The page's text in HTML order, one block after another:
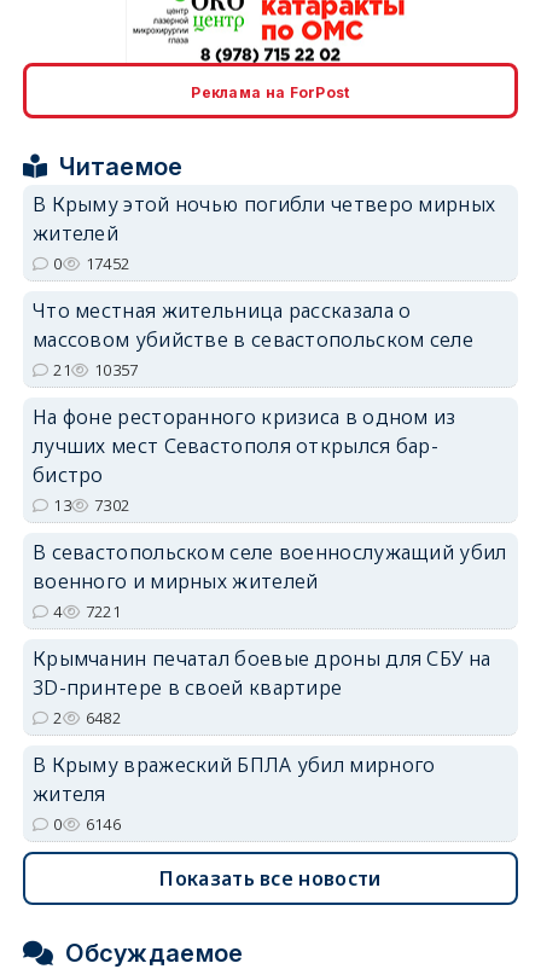
erid: 2SDnjdvhGXG
Реклама на ForPost
Читаемое
В Крыму этой ночью погибли четверо мирных
жителей
0 17452
Что местная жительница рассказала о
массовом убийстве в севастопольском селе
21 10357
На фоне ресторанного кризиса в одном из
лучших мест Севастополя открылся бар-
бистро
13 7302
В севастопольском селе военнослужащий убил
военного и мирных жителей
4 7221
Крымчанин печатал боевые дроны для СБУ на
3D-принтере в своей квартире
2 6482
В Крыму вражеский БПЛА убил мирного
жителя
0 6146
Показать все новости
Обсуждаемое